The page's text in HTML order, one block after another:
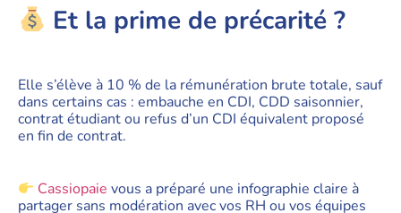
Et la prime de précarité ?
Elle s’élève à 10 % de la rémunération brute totale, sauf
dans certains cas : embauche en CDI, CDD saisonnier,
contrat étudiant ou refus d’un CDI équivalent proposé
en fin de contrat.
Cassiopaie vous a préparé une infographie claire à
partager sans modération avec vos RH ou vos équipes